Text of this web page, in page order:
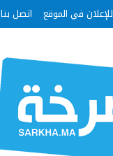
للإعلان في الموقع اتصل بنا